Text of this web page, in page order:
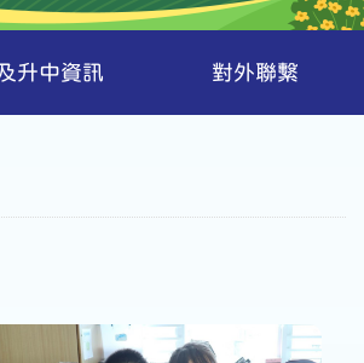
升中資訊 對外聯繫